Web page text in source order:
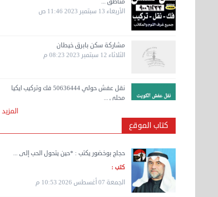
مشاركة سكن بابرق خيطان
نقل عفش حولي 50636444 فك وتركيب ايكيا
الأربعاء 06 سبتمبر 2023 01:25 م
محلي ...
الثلاثاء 05 سبتمبر 2023 01:34 م
المزيد
كتاب الموقع
حجاج بوخضور يكتب : *حين يتحول الحب إلى ...
كتب :
الجمعة 07 أغسطس 2026 10:53 م